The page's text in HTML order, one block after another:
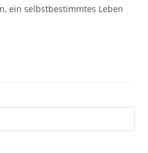
ein selbstbestimmtes Leben